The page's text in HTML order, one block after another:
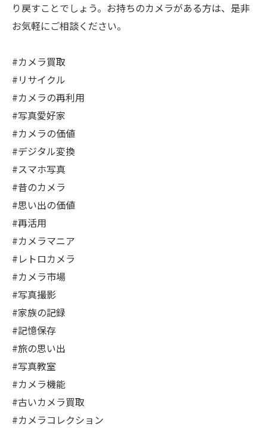
り戻すことでしょう。お持ちのカメラがある方は、是非
お気軽にご相談ください。
#カメラ買取
#リサイクル
#カメラの再利用
#写真愛好家
#カメラの価値
#デジタル変換
#スマホ写真
#昔のカメラ
#思い出の価値
#再活用
#カメラマニア
#レトロカメラ
#カメラ市場
#写真撮影
#家族の記録
#記憶保存
#旅の思い出
#写真教室
#カメラ機能
#古いカメラ買取
#カメラコレクション